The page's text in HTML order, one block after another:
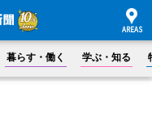
暮らす・働く 学ぶ・知る